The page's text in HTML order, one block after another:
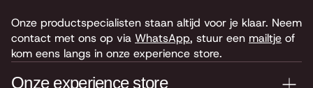
Onze productspecialisten staan altijd voor je klaar. Neem
contact met ons op via WhatsApp, stuur een mailtje of
kom eens langs in onze experience store.
Onze experience store